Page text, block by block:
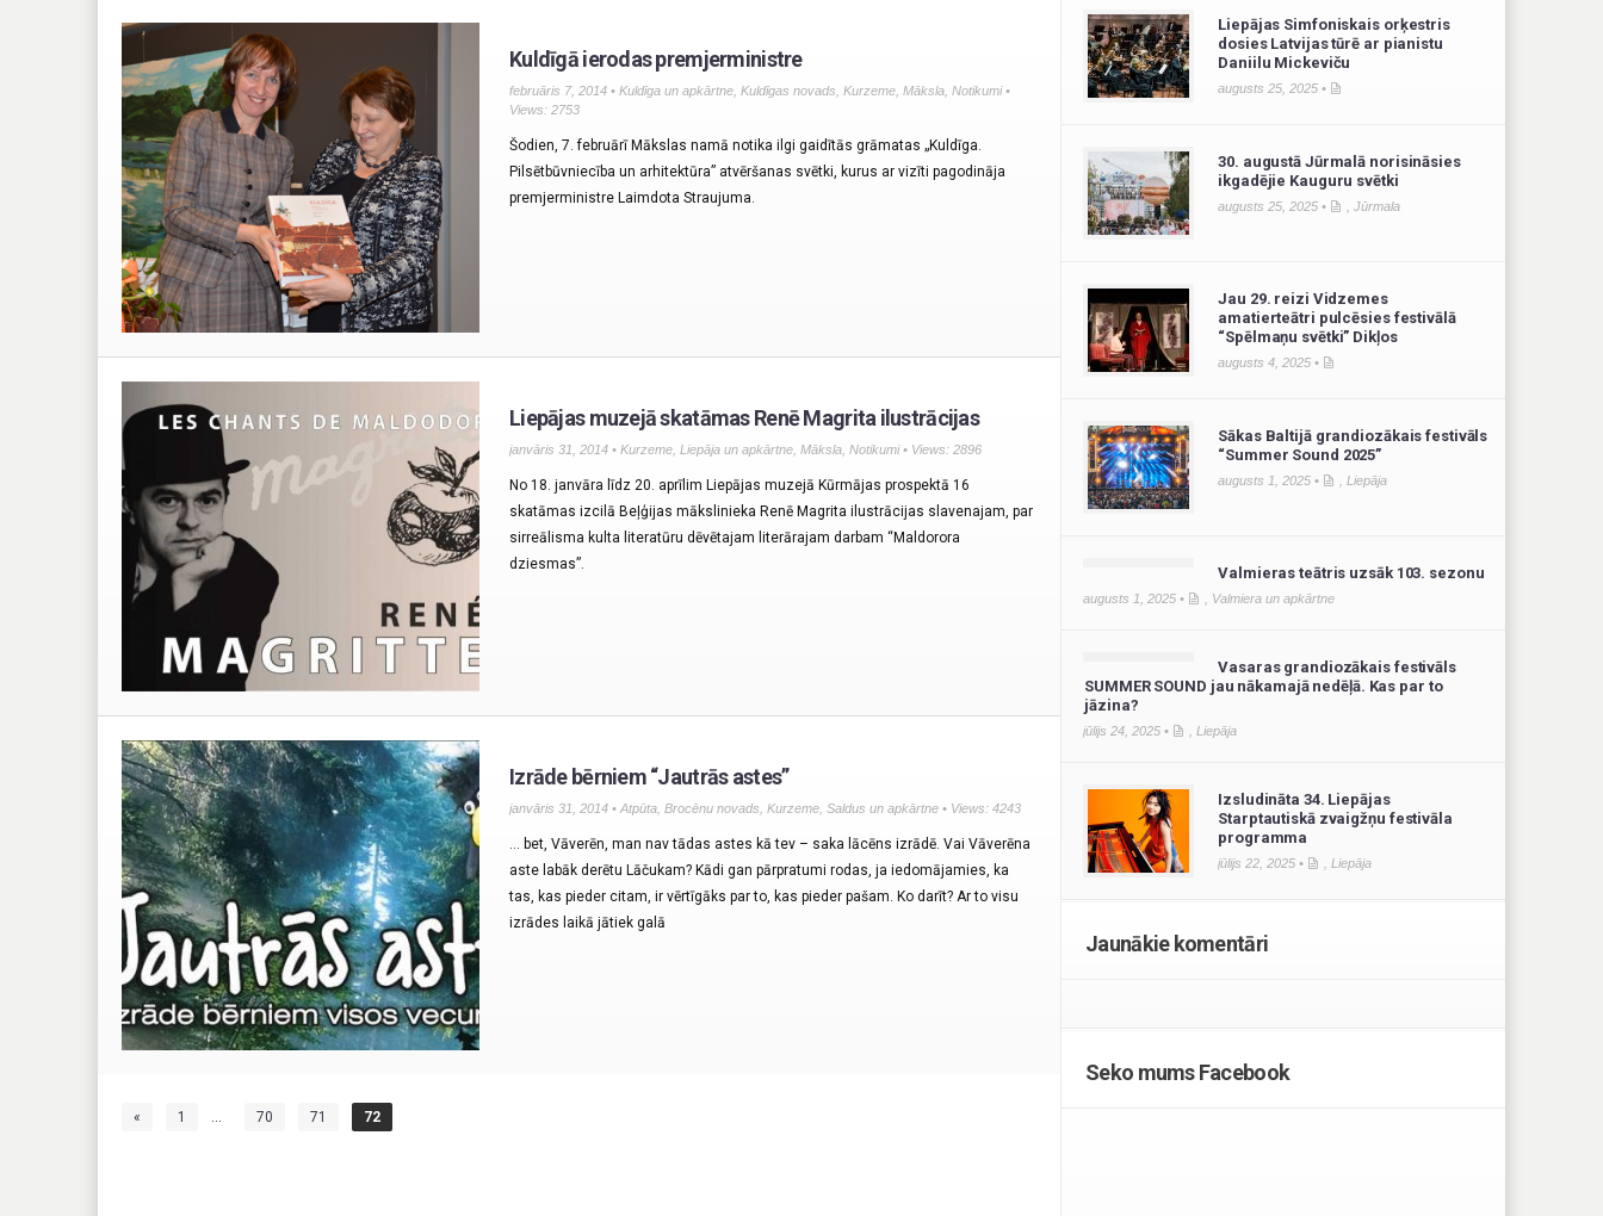
Kuldīgā ierodas premjerministre
februāris 7, 2014 • Kuldīga un apkārtne Kuldīgas novads Kurzeme Māksla Notikumi•
Views: 2753
Šodien, 7. februārī Mākslas namā notika ilgi gaidītās grāmatas „Kuldīga.
Pilsētbūvniecība un arhitektūra” atvēršanas svētki, kurus ar vizīti pagodināja
premjerministre Laimdota Straujuma.
Liepājas muzejā skatāmas Renē Magrita ilustrācijas
janvāris 31, 2014 • Kurzeme Liepāja un apkārtne Māksla Notikumi• Views: 2896
No 18. janvāra līdz 20. aprīlim Liepājas muzejā Kūrmājas prospektā 16
skatāmas izcilā Beļģijas mākslinieka Renē Magrita ilustrācijas slavenajam, par
sirreālisma kulta literatūru dēvētajam literārajam darbam “Maldorora
dziesmas”.
Izrāde bērniem “Jautrās astes”
janvāris 31, 2014 • Atpūta Brocēnu novads Kurzeme Saldus un apkārtne • Views: 4243
… bet, Vāverēn, man nav tādas astes kā tev – saka lācēns izrādē. Vai Vāverēna
aste labāk derētu Lāčukam? Kādi gan pārpratumi rodas, ja iedomājamies, ka
tas, kas pieder citam, ir vērtīgāks par to, kas pieder pašam. Ko darīt? Ar to visu
izrādes laikā jātiek galā
« 1 70 71 72
Liepājas Simfoniskais orķestris
dosies Latvijas tūrē ar pianistu
Daniilu Mickeviču
augusts 25, 2025 •
30. augustā Jūrmalā norisināsies
ikgadējie Kauguru svētki
augusts 25, 2025 • ,Jūrmala
Jau 29. reizi Vidzemes
amatierteātri pulcēsies festivālā
“Spēlmaņu svētki” Dikļos
augusts 4, 2025 •
Sākas Baltijā grandiozākais festivāls
“Summer Sound 2025”
augusts 1, 2025 • ,Liepāja
Valmieras teātris uzsāk 103. sezonu
augusts 1, 2025 • Valmiera un apkārtne
Vasaras grandiozākais festivāls
SUMMER SOUND jau nākamajā nedēļā. Kas par to
jāzina?
jūlijs 24, 2025 • ,Liepāja
Izsludināta 34. Liepājas
Starptautiskā zvaigžņu festivāla
programma
jūlijs 22, 2025 • ,Liepāja
Jaunākie komentāri
Seko mums Facebook